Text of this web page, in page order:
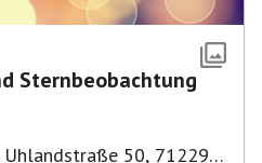
Sternbeobachtung
Uhlandstraße 50, 71229